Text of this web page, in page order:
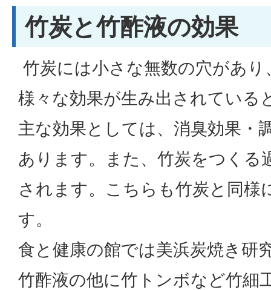
竹炭と竹酢液の効果
竹炭には小さな無数の穴があ
様々な効果が生み出されている
主な効果としては、消臭効果・
あります。また、竹炭をつくる
されます。こちらも竹炭と同様
す。
食と健康の館では美浜炭焼き研
竹酢液の他に竹トンボなど竹細